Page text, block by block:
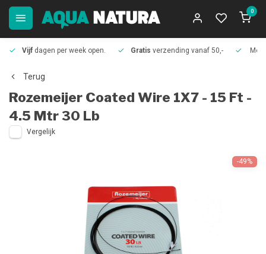
0
Vijf dagen per week open. Gratis verzending vanaf 50,-
Terug
Rozemeijer Coated Wire 1X7 - 15 Ft -
4.5 Mtr 30 Lb
Vergelijk
-49%